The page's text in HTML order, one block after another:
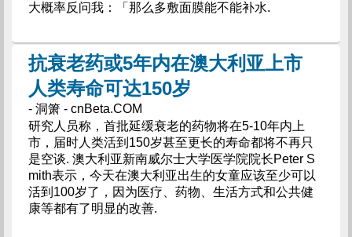
大概率反问我：「那么多敷面膜能不能补水.
抗衰老药或5年内在澳大利亚上市
人类寿命可达150岁
- 洞箫 - cnBeta.COM
研究人员称，首批延缓衰老的药物将在5-10年内上
市，届时人类活到150岁甚至更长的寿命都将不再只
是空谈. 澳大利亚新南威尔士大学医学院院长Peter S
mith表示，今天在澳大利亚出生的女童应该至少可以
活到100岁了，因为医疗、药物、生活方式和公共健
康等都有了明显的改善.